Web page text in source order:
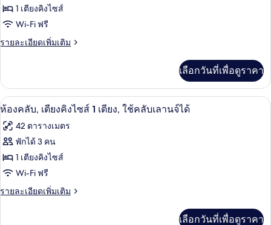
เตียง
ห้อง
พัก,
เตียง
ไซส์
เตียง
(View)
1 เตียงคิงไซส์
Wi-Fi ฟรี
รายละเอียดเพิ่มเติม
ราย
เกี่ยว
กับ
ห้อง
เตียง
คิง
เตียง
เลือกวันที่เพื่อดูราคา
เปิด
ภาพถ่าย
ทั้งหมด
ของ
ห้อง
คลับ,
ผ้านวมขนเป็ด, มินิบาร์, ตู้นิรภัยในห้อ
8
ห้องคลับ, เตียงคิงไซส์ 1 เตียง, ใช้คลับเลานจ์ได้
42 ตารางเมตร
พักได้ 3 คน
1 เตียงคิงไซส์
Wi-Fi ฟรี
รายละเอียดเพิ่มเติม
ราย
เลือกวันที่เพื่อดูราคา